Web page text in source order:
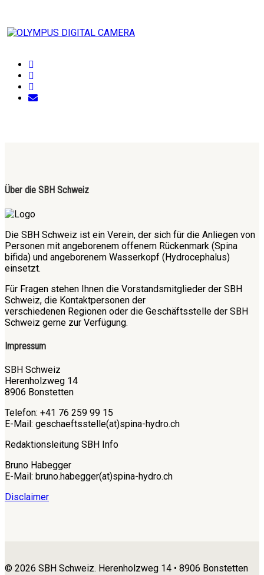
Über die SBH Schweiz
Die SBH Schweiz ist ein Verein, der sich für die Anliegen von
Personen mit angeborenem offenem Rückenmark (Spina
bifida) und angeborenem Wasserkopf (Hydrocephalus)
einsetzt.
Für Fragen stehen Ihnen die Vorstandsmitglieder der SBH
Schweiz, die Kontaktpersonen der
verschiedenen Regionen oder die Geschäftsstelle der SBH
Schweiz gerne zur Verfügung.
Impressum
SBH Schweiz
Herenholzweg 14
8906 Bonstetten
Telefon: +41 76 259 99 15
E-Mail: geschaeftsstelle(at)spina-hydro.ch
Redaktionsleitung SBH Info
Bruno Habegger
E-Mail: bruno.habegger(at)spina-hydro.ch
Disclaimer
© 2026 SBH Schweiz. Herenholzweg 14 • 8906 Bonstetten